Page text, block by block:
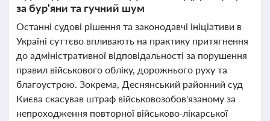
за бур'яни та гучний шум
Останні судові рішення та законодавчі ініціативи в
Україні суттєво впливають на практику притягнення
до адміністративної відповідальності за порушення
правил військового обліку, дорожнього руху та
благоустрою. Зокрема, Деснянський районний суд
Києва скасував штраф військовозобов'язаному за
непроходження повторної військово-лікарської